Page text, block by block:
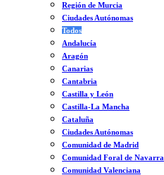
Región de Murcia
Ciudades Autónomas
Todos
Andalucía
Aragón
Canarias
Cantabria
Castilla y León
Castilla-La Mancha
Cataluña
Ciudades Autónomas
Comunidad de Madrid
Comunidad Foral de Navarra
Comunidad Valenciana